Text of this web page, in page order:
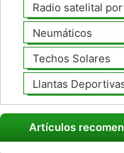
Radio satelital
Neumáticos
Techos Solares
Llantas
Artículos